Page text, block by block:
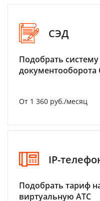
СЭД
Подобрать
документооборота
От 1 360 руб./месяц
IP-
Подобрать тариф
виртуальную АТС